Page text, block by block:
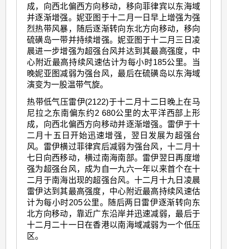
成，向西北偏西方向移动，移向菲律宾以东海域
并逐渐增强。妮亚图于十二月一日早上增强为强
烈热带风暴，随后逐渐转向东北方向移动，移向
硫磺岛一带并持续增强。妮亚图于十二月三日凌
晨进一步增强为超强台风并达到其最高强度，中
心附近最高持续风速估计为每小时185公里。当
晚妮亚图减弱为强台风，最后在硫磺岛以东海域
演变为一股温带气旋。
热带低气压雷伊(2122)于十二月十二日晚上在马
尼拉之东南偏东约2 680公里的太平洋西部上形
成，向西北偏西方向移动并逐渐增强。雷伊于十
二月十五日开始迅速增强，翌日发展为超强台
风。雷伊横过菲律宾后减弱为强台风，十二月十
七日向西移动，横过南海南部。雷伊翌日再度增
强为超强台风，成为自一九六一年以来首个在十
二月于南海出现的超强台风。十二月十九日凌晨
雷伊达到其最高强度，中心附近最高持续风速估
计为每小时205公里。随后两日雷伊逐渐转向东
北方向移动，靠近广东沿岸并迅速减弱，最后于
十二月二十一日在香港以南海域减弱为一个低压
区。